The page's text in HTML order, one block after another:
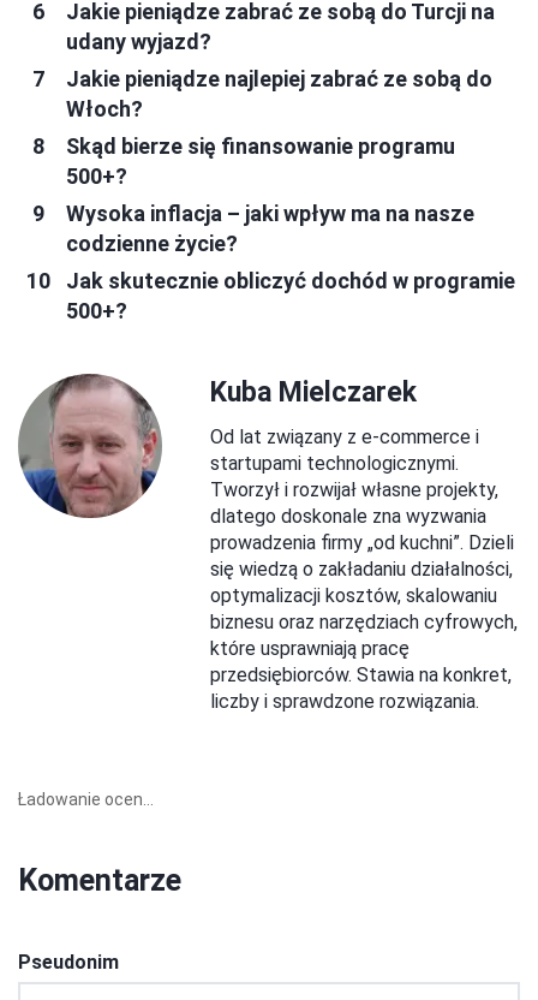
Jakie pieniądze zabrać ze sobą do Turcji na
udany wyjazd?
Jakie pieniądze najlepiej zabrać ze sobą do
Włoch?
Skąd bierze się finansowanie programu
500+?
Wysoka inflacja – jaki wpływ ma na nasze
codzienne życie?
Jak skutecznie obliczyć dochód w programie
500+?
Kuba Mielczarek
Od lat związany z e-commerce i
startupami technologicznymi.
Tworzył i rozwijał własne projekty,
dlatego doskonale zna wyzwania
prowadzenia firmy „od kuchni”. Dzieli
się wiedzą o zakładaniu działalności,
optymalizacji kosztów, skalowaniu
biznesu oraz narzędziach cyfrowych,
które usprawniają pracę
przedsiębiorców. Stawia na konkret,
liczby i sprawdzone rozwiązania.
Ładowanie ocen...
Komentarze
Pseudonim